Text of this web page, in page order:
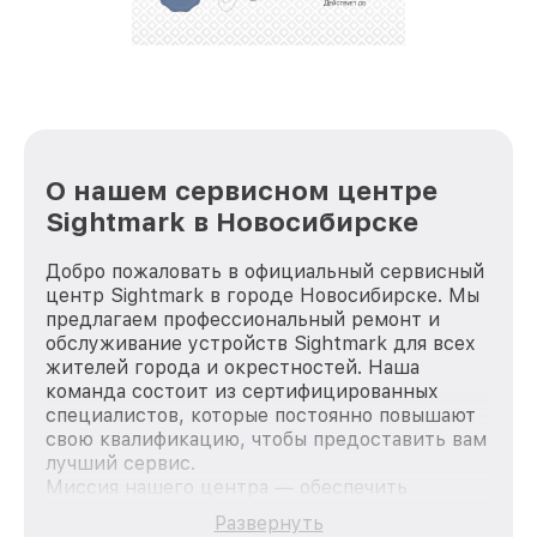
О нашем сервисном центре
Sightmark в Новосибирске
Добро пожаловать в официальный сервисный
центр Sightmark в городе Новосибирске. Мы
предлагаем профессиональный ремонт и
обслуживание устройств Sightmark для всех
жителей города и окрестностей. Наша
команда состоит из сертифицированных
специалистов, которые постоянно повышают
свою квалификацию, чтобы предоставить вам
лучший сервис.
Миссия нашего центра — обеспечить
качественный и доступный ремонт для
Развернуть